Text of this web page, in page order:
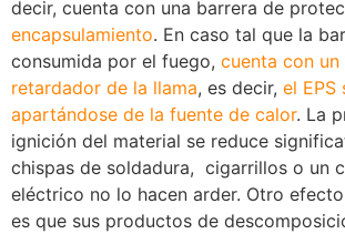
decir, cuenta con una barrera de
encapsulamiento. En caso tal que la
consumida por el fuego, cuenta con
retardador de la llama, es decir, el EPS
apartándose de la fuente de calor. La
ignición del material se reduce
chispas de soldadura, cigarrillos o un
eléctrico no lo hacen arder. Otro
es que sus productos de